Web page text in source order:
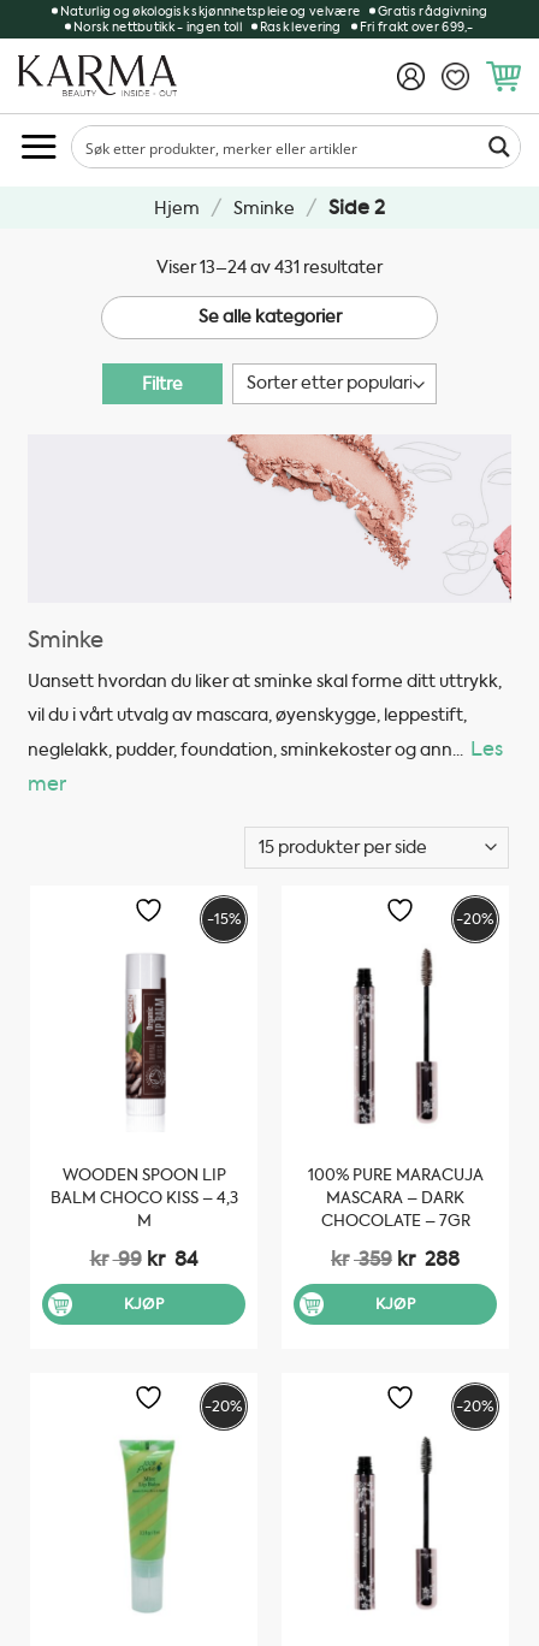
to
content
Naturlig og økologisk skjønnhetspleie og velvære
Gratis rådgivning
Norsk nettbutikk - ingen toll
Rask levering Fri frakt over 699,-
Hjem / Sminke / Side 2
Viser 13–24 av 431 resultaterSortert
etter
propularitet
Se alle kategorier
Filtre
Sminke
Uansett hvordan du liker at sminke skal forme ditt uttrykk,
vil du i vårt utvalg av mascara, øyenskygge, leppestift,
neglelakk, pudder, foundation, sminkekoster og ann... Les
mer
-15%
WOODEN SPOON LIP
BALM CHOCO KISS – 4,3
M
kr99 Opprinnelig
var:
kr 99.
kr 84Nåværende
kr 84.
KJØP
-20%
100% PURE MARACUJA
MASCARA – DARK
CHOCOLATE – 7GR
kr359 Opprinnelig
var:
kr 359.
kr 288
kr 288.
KJØP
-20% -20%